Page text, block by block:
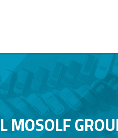
MOSOLF